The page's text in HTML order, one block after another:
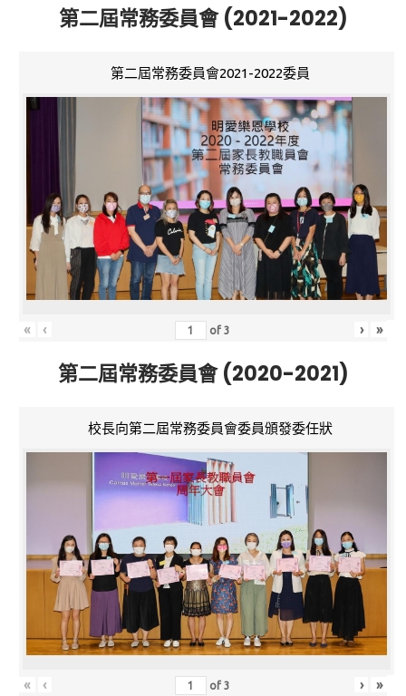
第二屆常務委員會 (2021-2022)
第二屆常務委員會2021-2022委員
« ‹ of3 › »
第二屆常務委員會 (2020-2021)
校長向第二屆常務委員會委員頒發委任狀
« ‹ of3 › »